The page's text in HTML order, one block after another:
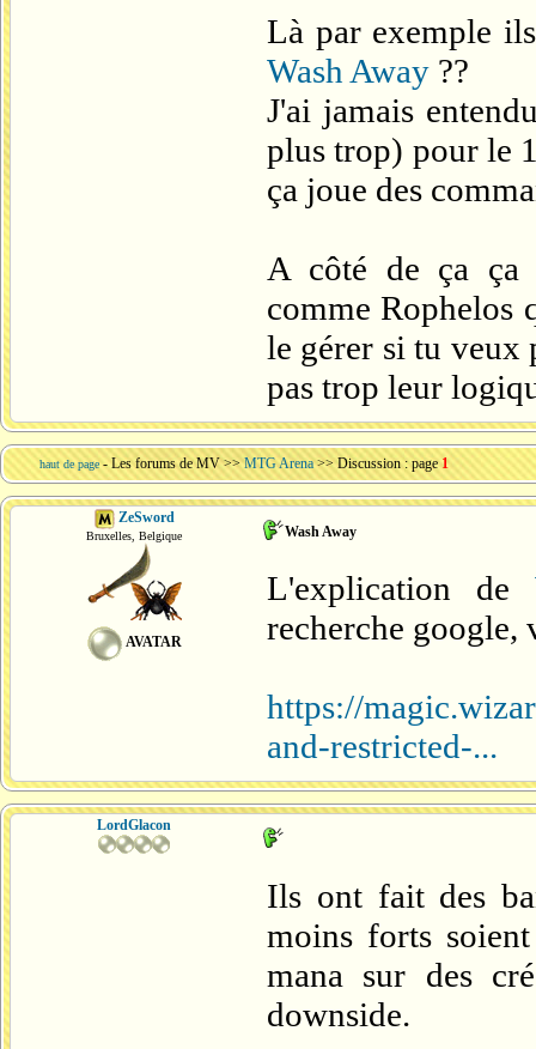
Là par exemple
Wash Away ??
J'ai jamais
plus trop) pour le
ça joue des
A côté de ça ça
comme
le gérer si tu veux
pas trop leur
haut de page -Les forums de MV>>MTG Arena>> Discussion : page1
ZeSword
Bruxelles, Belgique
AVATAR
Wash Away
L'explication de
recherche
https://
and-restricted-...
LordGlacon
Ils ont fait des
moins forts
mana sur des
downside.